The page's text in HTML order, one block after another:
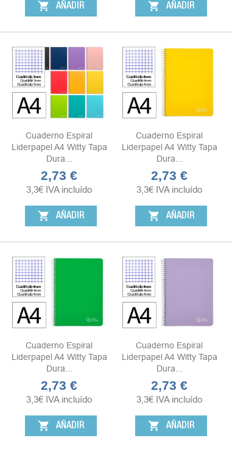
shopping_cart AÑADIR shopping_cart AÑADIR
Cuaderno Espiral
Liderpapel A4 Witty Tapa
Dura...
Precio
2,73 €
3,3€ IVA incluído
shopping_cart AÑADIR
Cuaderno Espiral
Liderpapel A4 Witty Tapa
Dura...
Precio
2,73 €
3,3€ IVA incluído
shopping_cart AÑADIR
Cuaderno Espiral
Liderpapel A4 Witty Tapa
Dura...
Precio
2,73 €
3,3€ IVA incluído
shopping_cart AÑADIR
Cuaderno Espiral
Liderpapel A4 Witty Tapa
Dura...
Precio
2,73 €
3,3€ IVA incluído
shopping_cart AÑADIR